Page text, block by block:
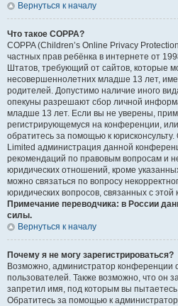
Вернуться к началу
Что такое COPPA?
COPPA (Children’s Online Privacy
частных прав ребёнка в интернете от
Штатов, требующий от сайтов, которые
несовершеннолетних младше 13 лет,
родителей. Допустимо наличие иного
опекуны разрешают сбор личной
младше 13 лет. Если вы не уверены,
регистрирующемуся на конференции,
обратитесь за помощью к
Limited администрация данной
рекомендаций по правовым вопросам и
юридических отношений, кроме
можно связаться по вопросу
юридических вопросов, связанных с
Примечание переводчика: в России
силы.
Вернуться к началу
Почему я не могу зарегистрироваться?
Возможно, администратор конференции
пользователей. Также возможно, что он
запретил имя, под которым вы пытаетесь
Обратитесь за помощью к